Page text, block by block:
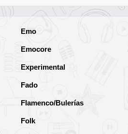
Emo
Emocore
Experimental
Fado
Flamenco/Bulerías
Folk